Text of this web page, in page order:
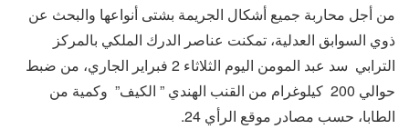
من أجل محاربة جميع أشكال الجريمة بشتى أنواعها والبحث عن
ذوي السوابق العدلية، تمكنت عناصر الدرك الملكي بالمركز
الترابي سد عبد المومن اليوم الثلاثاء 2 فبراير الجاري، من ضبط
حوالي 200 كيلوغرام من القنب الهندي ” الكيف” وكمية من
الطابا، حسب مصادر موقع الرأي 24.